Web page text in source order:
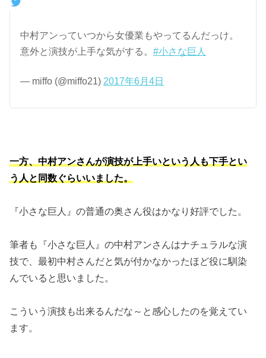
中村アンっていつから女優業もやってるんだっけ。
意外と演技が上手な気がする。#小さな巨人
— miffo (@miffo21) 2017年6月4日
一方、中村アンさんが演技が上手いという人も下手とい
う人と同数ぐらいいました。
『小さな巨人』の普通の奥さん役はかなり好評でした。
筆者も『小さな巨人』の中村アンさんはナチュラルな演
技で、最初中村さんだと気が付かなかったほど役に馴染
んでいると思いました。
こういう演技も出来るんだな～と感心したのを覚えてい
ます。